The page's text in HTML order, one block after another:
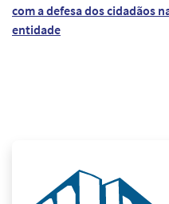
com a defesa dos cidadãos
entidade